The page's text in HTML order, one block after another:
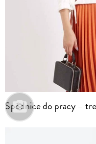
Spódnice do pracy –